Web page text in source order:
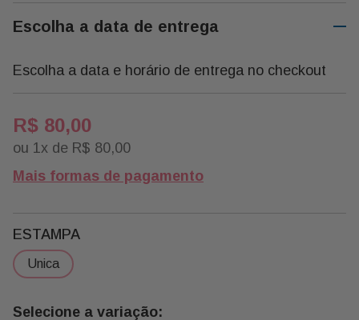
Escolha a data de entrega
Escolha a data e horário de entrega no checkout
R$ 80,00
ou 1 x de R$ 80,00
Mais formas de pagamento
ESTAMPA
unica